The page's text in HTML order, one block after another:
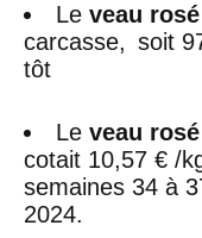
Le veau
carcasse, soit
tôt
Le veau
cotait 10,57 € /
semaines 34 à
2024.